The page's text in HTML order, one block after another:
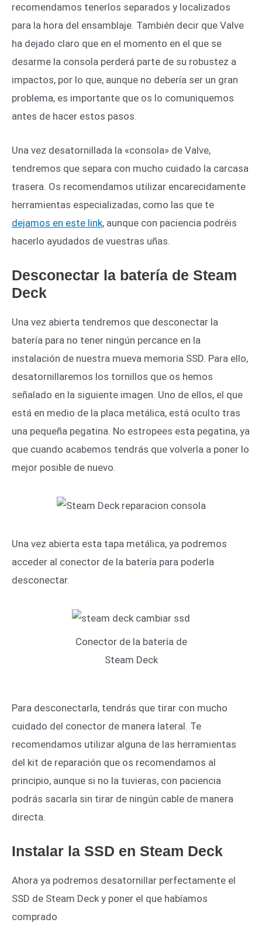
recomendamos tenerlos separados y localizados
para la hora del ensamblaje. También decir que Valve
ha dejado claro que en el momento en el que se
desarme la consola perderá parte de su robustez a
impactos, por lo que, aunque no debería ser un gran
problema, es importante que os lo comuniquemos
antes de hacer estos pasos.
Una vez desatornillada la «consola» de Valve,
tendremos que separa con mucho cuidado la carcasa
trasera. Os recomendamos utilizar encarecidamente
herramientas especializadas, como las que te
dejamos en este link, aunque con paciencia podréis
hacerlo ayudados de vuestras uñas.
Desconectar la batería de Steam
Deck
Una vez abierta tendremos que desconectar la
batería para no tener ningún percance en la
instalación de nuestra mueva memoria SSD. Para ello,
desatornillaremos los tornillos que os hemos
señalado en la siguiente imagen. Uno de ellos, el que
está en medio de la placa metálica, está oculto tras
una pequeña pegatina. No estropees esta pegatina, ya
que cuando acabemos tendrás que volverla a poner lo
mejor posible de nuevo.
Una vez abierta esta tapa metálica, ya podremos
acceder al conector de la batería para poderla
desconectar.
Conector de la batería de
Steam Deck
Para desconectarla, tendrás que tirar con mucho
cuidado del conector de manera lateral. Te
recomendamos utilizar alguna de las herramientas
del kit de reparación que os recomendamos al
principio, aunque si no la tuvieras, con paciencia
podrás sacarla sin tirar de ningún cable de manera
directa.
Instalar la SSD en Steam Deck
Ahora ya podremos desatornillar perfectamente el
SSD de Steam Deck y poner el que habíamos
comprado